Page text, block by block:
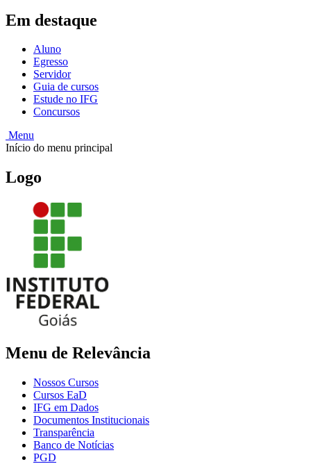
Em destaque
Aluno
Egresso
Servidor
Guia de cursos
Estude no IFG
Concursos
Menu
Início do menu principal
Logo
Menu de Relevância
Nossos Cursos
Cursos EaD
IFG em Dados
Documentos Institucionais
Transparência
Banco de Notícias
PGD